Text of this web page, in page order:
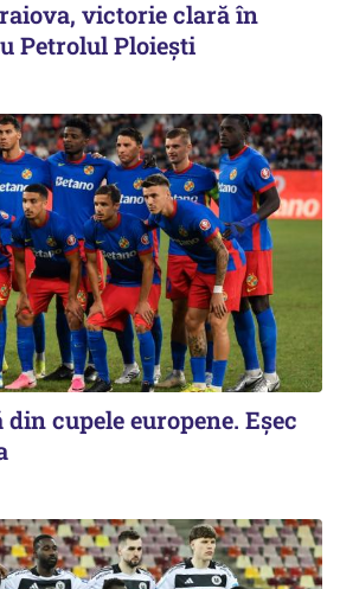
victorie clară în
Petrolul Ploieşti
cupele europene. Eşec